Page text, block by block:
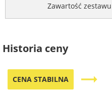
Zawartość zestawu
Historia ceny
CENA STABILNA trending_flat